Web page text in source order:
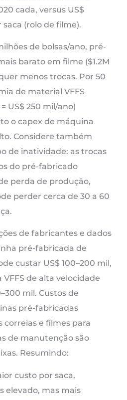
cada, versus US$
saca (rolo de filme).
de bolsas/ano, pré-
barato em filme ($1.2M
menos trocas. Por 50
de material VFFS
US$ 250 mil/ano)
o capex de máquina
Considere também
de inatividade: as trocas
do pré-fabricado
perda de produção,
perder cerca de 30 a 60
de fabricantes e dados
pré-fabricada de
custar US$ 100–200 mil,
de alta velocidade
mil. Custos de
pré-fabricadas
e filmes para
de manutenção são
Resumindo:
custo por saca,
elevado, mas mais